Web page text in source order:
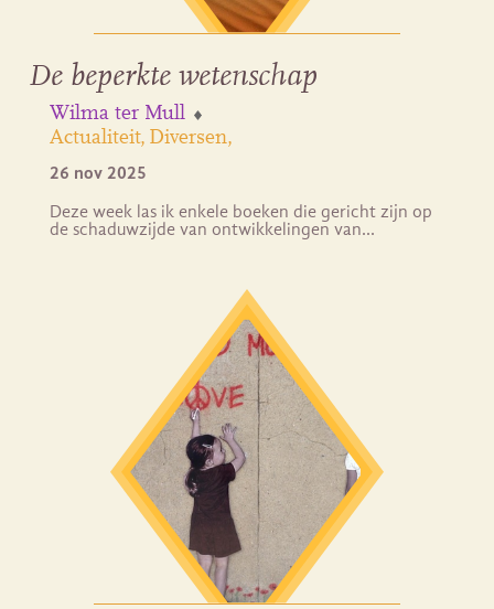
De beperkte wetenschap
Wilma ter Mull
Actualiteit Diversen
26 nov 2025
Deze week las ik enkele boeken die gericht zijn op
de schaduwzijde van ontwikkelingen van…